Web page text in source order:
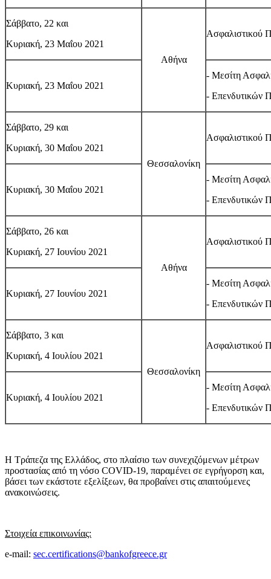
Σάββατο, 22 και
Κυριακή, 23 Μαΐου 2021
Αθήνα
Ασφαλιστικού
Κυριακή, 23 Μαΐου 2021
- Μεσίτη
- Επενδυτικών
Σάββατο, 29 και
Κυριακή, 30 Μαΐου 2021
Θεσσαλονίκη
Ασφαλιστικού
Κυριακή, 30 Μαΐου 2021
- Μεσίτη
- Επενδυτικών
Σάββατο, 26 και
Κυριακή, 27 Ιουνίου 2021
Αθήνα
Ασφαλιστικού
Κυριακή, 27 Ιουνίου 2021
- Μεσίτη
- Επενδυτικών
Σάββατο, 3 και
Κυριακή, 4 Ιουλίου 2021
Θεσσαλονίκη
Ασφαλιστικού
Κυριακή, 4 Ιουλίου 2021
- Μεσίτη
- Επενδυτικών
Η Τράπεζα της Ελλάδος, στο πλαίσιο των συνεχιζόμενων μέτρων
προστασίας από τη νόσο COVID-19, παραμένει σε εγρήγορση και,
βάσει των εκάστοτε εξελίξεων, θα προβαίνει στις απαιτούμενες
ανακοινώσεις.
Στοιχεία επικοινωνίας:
e-mail: sec.certifications@bankofgreece.gr